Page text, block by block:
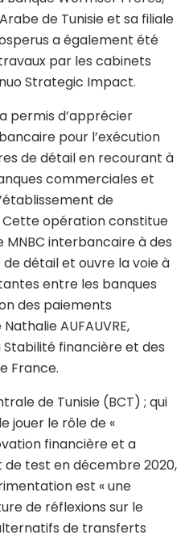
de Tunisie et sa filiale
a également été
par les cabinets
Strategic Impact.
permis d’apprécier
pour l’exécution
de détail en recourant à
commerciales et
de
Cette opération constitue
MNBC interbancaire à des
détail et ouvre la voie à
entre les banques
des paiements
AUFAUVRE,
financière et des
France.
de Tunisie (BCT) ; qui
jouer le rôle de «
financière et a
test en décembre 2020,
est « une
de réflexions sur le
de transferts